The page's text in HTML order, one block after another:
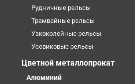
Рудничные рельсы
Трамвайные рельсы
Узкоколейные рельсы
Усовиковые рельсы
Цветной металлопрокат
Алюминий